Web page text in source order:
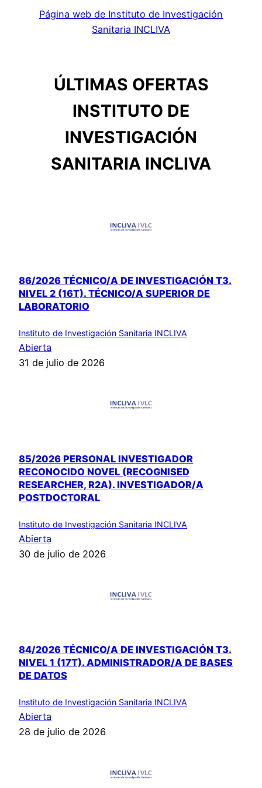
Página web de Instituto de Investigación
Sanitaria INCLIVA
ÚLTIMAS OFERTAS
INSTITUTO DE
INVESTIGACIÓN
SANITARIA INCLIVA
86/2026 TÉCNICO/A DE INVESTIGACIÓN T3.
NIVEL 2 (16T). TÉCNICO/A SUPERIOR DE
LABORATORIO
Instituto de Investigación Sanitaria INCLIVA
Abierta
31 de julio de 2026
85/2026 PERSONAL INVESTIGADOR
RECONOCIDO NOVEL (RECOGNISED
RESEARCHER, R2A). INVESTIGADOR/A
POSTDOCTORAL
Instituto de Investigación Sanitaria INCLIVA
Abierta
30 de julio de 2026
84/2026 TÉCNICO/A DE INVESTIGACIÓN T3.
NIVEL 1 (17T). ADMINISTRADOR/A DE BASES
DE DATOS
Instituto de Investigación Sanitaria INCLIVA
Abierta
28 de julio de 2026